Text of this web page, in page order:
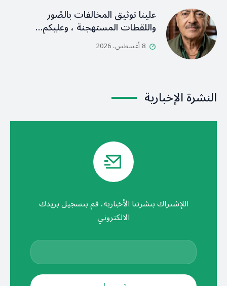
علينا توثيق المخالفات بالصُور
واللقطات المستهجنة ، وعليكم…
8 أغسطس، 2026
النشرة الإخبارية
اللإشتراك بنشرتنا الأخبارية، قم بتسجيل بريدك
الالكتروني